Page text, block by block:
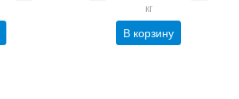
кг
В корзину